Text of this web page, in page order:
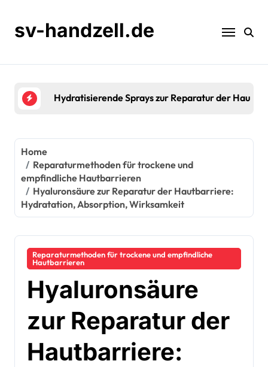
contentsv-handzell.de
Saisonale Feuchtigkeitspflege zur
Home
Reparaturmethoden für trockene und
empfindliche Hautbarrieren
Hyaluronsäure zur Reparatur der Hautbarriere:
Hydratation, Absorption, Wirksamkeit
Reparaturmethoden für trockene und empfindliche
Hautbarrieren
Hyaluronsäure
zur Reparatur der
Hautbarriere: